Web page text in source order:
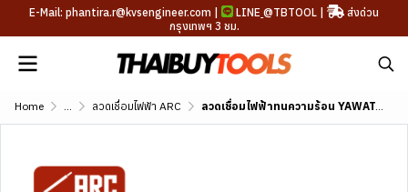
E-Mail: phantira.r@kvsengineer.com | LINE @TBTOOL |
ส่งด่วน
กรุงเทพฯ 3 ชม.
Home ... ลวดเชื่อมไฟฟ้า ARC ลวดเชื่อมไฟฟ้าทนความร้อน YAWATA 7016-A1 (AWS A5.5 E7016-A1)